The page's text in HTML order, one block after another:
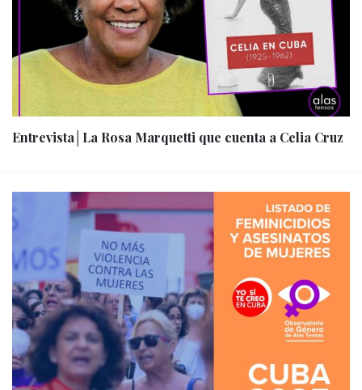
Entrevista│La Rosa Marquetti que cuenta a Celia Cruz